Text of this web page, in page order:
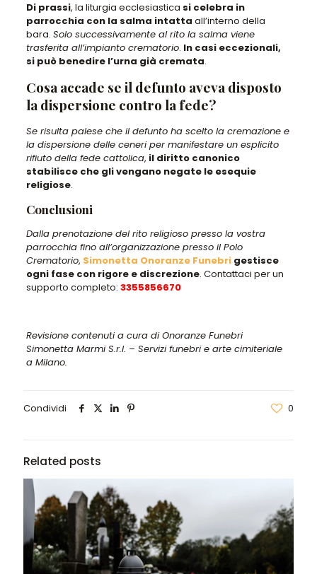
Di prassi, la liturgia ecclesiastica si celebra in
parrocchia con la salma intatta all’interno della
bara. Solo successivamente al rito la salma viene
trasferita all’impianto crematorio. In casi eccezionali,
si può benedire l’urna già cremata.
Cosa accade se il defunto aveva disposto
la dispersione contro la fede?
Se risulta palese che il defunto ha scelto la cremazione e
la dispersione delle ceneri per manifestare un esplicito
rifiuto della fede cattolica, il diritto canonico
stabilisce che gli vengano negate le esequie
religiose.
Conclusioni
Dalla prenotazione del rito religioso presso la vostra
parrocchia fino all’organizzazione presso il Polo
Crematorio, Simonetta Onoranze Funebrigestisce
ogni fase con rigore e discrezione. Contattaci per un
supporto completo: 3355856670
Revisione contenuti a cura di Onoranze Funebri
Simonetta Marmi S.r.l. – Servizi funebri e arte cimiteriale
a Milano.
Condividi 0
Related posts